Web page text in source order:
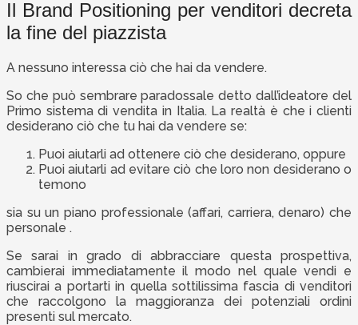
Il Brand Positioning per venditori decreta
la fine del piazzista
A nessuno interessa ciò che hai da vendere.
So che può sembrare paradossale detto dall’ideatore del
Primo sistema di vendita in Italia. La realtà è che i clienti
desiderano ciò che tu hai da vendere se:
Puoi aiutarli ad ottenere ciò che desiderano, oppure
Puoi aiutarli ad evitare ciò che loro non desiderano o
temono
sia su un piano professionale (affari, carriera, denaro) che
personale .
Se sarai in grado di abbracciare questa prospettiva,
cambierai immediatamente il modo nel quale vendi e
riuscirai a portarti in quella sottilissima fascia di venditori
che raccolgono la maggioranza dei potenziali ordini
presenti sul mercato.